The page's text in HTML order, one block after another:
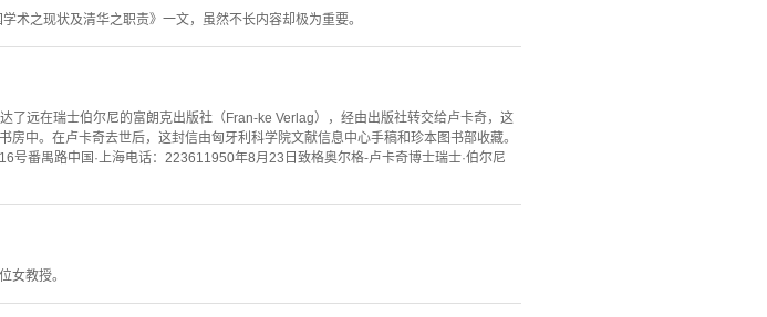
术之现状及清华之职责》一文，虽然不长内容却极为重要。
了远在瑞士伯尔尼的富朗克出版社（Fran-ke Verlag），经由出版社转交给卢卡奇，这
中。在卢卡奇去世后，这封信由匈牙利科学院文献信息中心手稿和珍本图书部收藏。
号番禺路中国·上海电话：223611950年8月23日致格奥尔格-卢卡奇博士瑞士·伯尔尼
女教授。